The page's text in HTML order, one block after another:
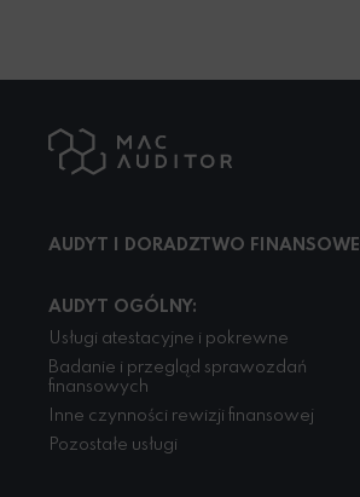
AUDYT I DORADZTWO FINANSOWE
AUDYT OGÓLNY:
Usługi atestacyjne i pokrewne
Badanie i przegląd sprawozdań
finansowych
Inne czynności rewizji finansowej
Pozostałe usługi